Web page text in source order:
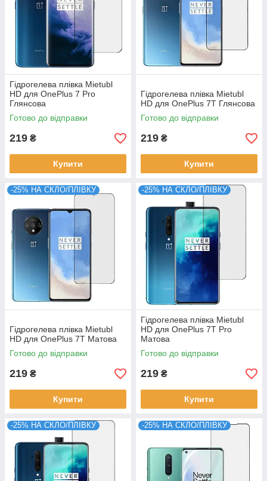
Гідрогелева плівка Mietubl
HD для OnePlus 7 Pro
Глянсова
Готово до відправки
219 ₴
Купити
Гідрогелева плівка Mietubl
HD для OnePlus 7T Глянсова
Готово до відправки
219 ₴
Купити
-25% НА СКЛО/ПЛІВКУ
Гідрогелева плівка Mietubl
HD для OnePlus 7T Матова
Готово до відправки
219 ₴
Купити
-25% НА СКЛО/ПЛІВКУ
Гідрогелева плівка Mietubl
HD для OnePlus 7T Pro
Матова
Готово до відправки
219 ₴
Купити
-25% НА СКЛО/ПЛІВКУ -25% НА СКЛО/ПЛІВКУ